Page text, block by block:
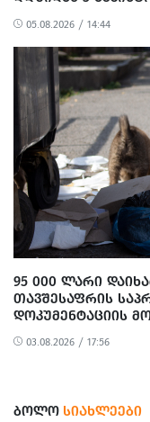
05.08.2026 / 14:44
95 000 ᲚᲐᲠᲘ
ᲗᲐᲕᲨᲔᲡᲐᲤᲠᲘᲡ
ᲓᲝᲙᲣᲛᲔᲜᲢᲐᲪᲘᲘᲡ
03.08.2026 / 17:56
ᲑᲝᲚᲝ ᲡᲘᲐᲮᲚᲔᲔᲑᲘ